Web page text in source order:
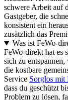
schwere Arbeit auf
Gastgeber, die
konsistent ein
zusätzlich das
Was ist FeWo-
FeWo-direkt hat es
sich zu
die kostbare
Service Sorglos
dass du geschützt
Problem zu lösen,